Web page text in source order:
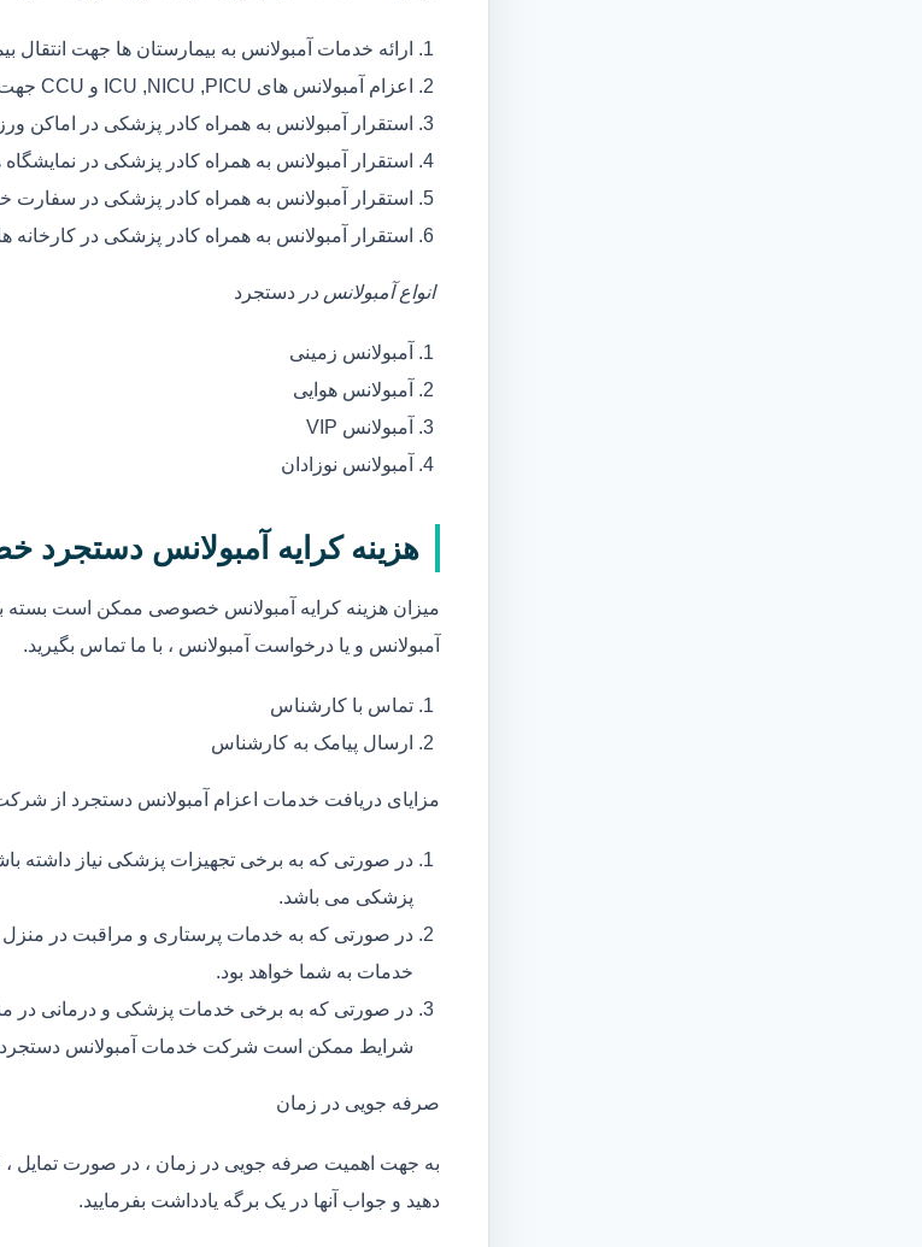
ارائه خدمات آمبولانس به بیمارستان ها جهت
اعزام آمبولانس های ICU ,NICU ,PICU و CCU جهت انتقال بیماران با شرایط خاص
استقرار آمبولانس به همراه کادر پزشکی در اماکن
استقرار آمبولانس به همراه کادر پزشکی در
استقرار آمبولانس به همراه کادر پزشکی در
استقرار آمبولانس به همراه کادر پزشکی در
انواع آمبولانس در دستجرد
آمبولانس زمینی
آمبولانس هوایی
آمبولانس VIP
آمبولانس نوزادان
هزینه کرایه آمبولانس
میزان هزینه کرایه آمبولانس خصوصی ممکن است بسته
آمبولانس و یا درخواست آمبولانس ، با ما تماس بگیرید.
تماس با کارشناس
ارسال پیامک به کارشناس
مزایای دریافت خدمات اعزام آمبولانس دستجرد از
در صورتی که به برخی تجهیزات پزشکی نیاز داشته
پزشکی می باشد.
در صورتی که به خدمات پرستاری و مراقبت در منزل
خدمات به شما خواهد بود.
در صورتی که به برخی خدمات پزشکی و درمانی در
شرایط ممکن است شرکت خدمات آمبولانس دستجرد
صرفه جویی در زمان
به جهت اهمیت صرفه جویی در زمان ، در صورت تمایل
دهید و جواب آنها در یک برگه یادداشت بفرمایید.